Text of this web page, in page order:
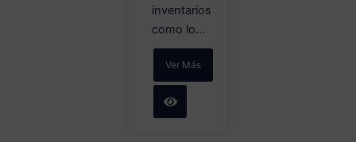
inventarios
como lo...
Ver Más